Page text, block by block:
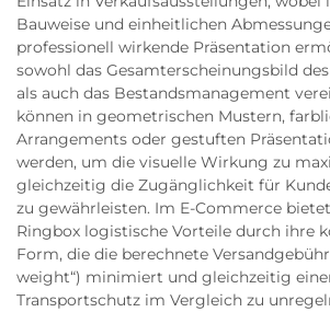
Bauweise und einheitlichen
professionell wirkende Präsentation
sowohl das Gesamterscheinungsbild
als auch das Bestandsmanagement
können in geometrischen Mustern,
Arrangements oder gestuften
werden, um die visuelle Wirkung zu
gleichzeitig die Zugänglichkeit für
zu gewährleisten. Im E-Commerce
Ringbox logistische Vorteile durch ihre
Form, die die berechnete
weight“) minimiert und gleichzeitig
Transportschutz im Vergleich zu